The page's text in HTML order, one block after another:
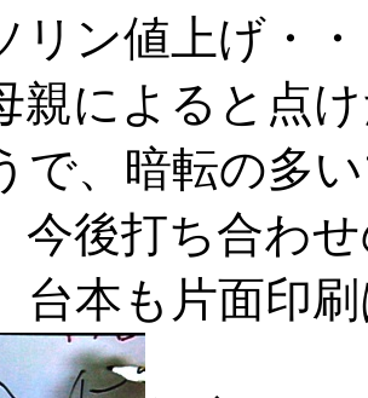
リン値上げ・
親によると点
で、暗転の多
今後打ち合わ
台本も片面印